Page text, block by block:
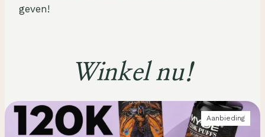
geven!
Winkel nu!
AanbiedingP